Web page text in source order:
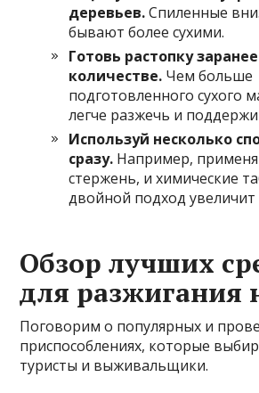
деревьев.Спиленные
бывают более сухими.
Готовь растопку
количестве. Чем больше
подготовленного сухого
легче разжечь и
Используй несколько
сразу. Например,
стержень, и химические
двойной подход
Обзор лучших
для разжигания
Поговорим о популярных и
приспособлениях, которые
туристы и выживальщики.